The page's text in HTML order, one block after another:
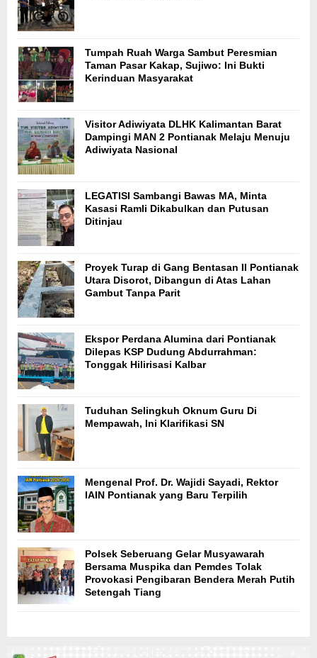
Tumpah Ruah Warga Sambut Peresmian
Taman Pasar Kakap, Sujiwo: Ini Bukti
Kerinduan Masyarakat
Visitor Adiwiyata DLHK Kalimantan Barat
Dampingi MAN 2 Pontianak Melaju Menuju
Adiwiyata Nasional
LEGATISI Sambangi Bawas MA, Minta
Kasasi Ramli Dikabulkan dan Putusan
Ditinjau
Proyek Turap di Gang Bentasan II Pontianak
Utara Disorot, Dibangun di Atas Lahan
Gambut Tanpa Parit
Ekspor Perdana Alumina dari Pontianak
Dilepas KSP Dudung Abdurrahman:
Tonggak Hilirisasi Kalbar
Tuduhan Selingkuh Oknum Guru Di
Mempawah, Ini Klarifikasi SN
Mengenal Prof. Dr. Wajidi Sayadi, Rektor
IAIN Pontianak yang Baru Terpilih
Polsek Seberuang Gelar Musyawarah
Bersama Muspika dan Pemdes Tolak
Provokasi Pengibaran Bendera Merah Putih
Setengah Tiang